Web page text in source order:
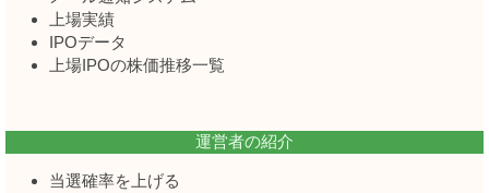
上場実績
IPOデータ
上場IPOの株価推移一覧
運営者の紹介
当選確率を上げる